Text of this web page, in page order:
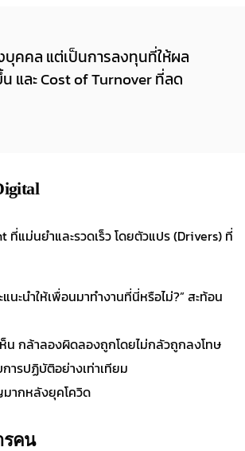
บุคคล แต่เป็นการลงทุนที่ให้ผล
และ Cost of Turnover ที่ลด
แม่นยำและรวดเร็ว โดยตัวแปร (Drivers) ที่
ะนำให้เพื่อนมาทำงานที่นี่หรือไม่?” สะท้อน
น กล้าลองผิดลองถูกโดยไม่กลัวถูกลงโทษ
ารปฏิบัติอย่างเท่าเทียม
ากหลังยุคโควิด
รคน